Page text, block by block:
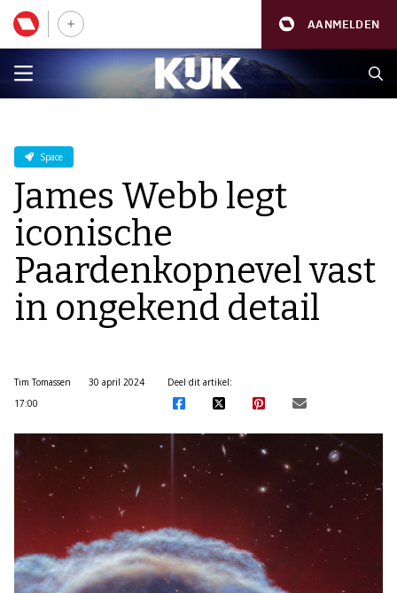
AANMELDEN
Space
James Webb legt
iconische
Paardenkopnevel vast
in ongekend detail
Tim Tomassen
30 april 2024
17:00
Deel dit artikel: